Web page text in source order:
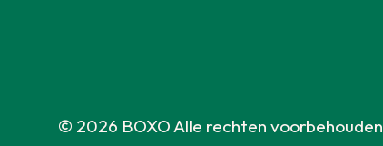
© 2026 BOXO Alle rechten voorbehouden